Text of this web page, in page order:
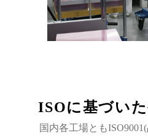
ISOに基づいた
国内各工場とも